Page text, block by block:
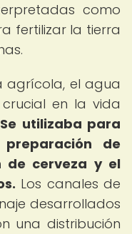
como
fertilizar la tierra
agrícola, el agua
en la vida
Se utilizaba para
de
de cerveza y el
Los canales de
desarrollados
una distribución